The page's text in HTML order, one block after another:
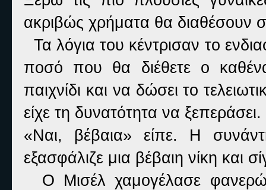
ακριβώς χρήματα θα διαθέσουν
Τα λόγια του κέντρισαν το
ποσό που θα διέθετε ο
παιχνίδι και να δώσει το
είχε τη δυνατότητα να
«Ναι, βέβαια» είπε. Η
εξασφάλιζε μια βέβαιη νίκη και
Ο Μισέλ χαμογέλασε